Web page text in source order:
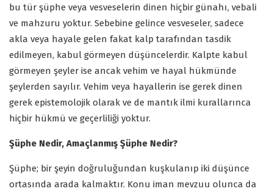
bu tür şüphe veya vesveselerin dinen hiçbir günahı, vebali
ve mahzuru yoktur. Sebebine gelince vesveseler, sadece
akla veya hayale gelen fakat kalp tarafından tasdik
edilmeyen, kabul görmeyen düşüncelerdir. Kalpte kabul
görmeyen şeyler ise ancak vehim ve hayal hükmünde
şeylerden sayılır. Vehim veya hayallerin ise gerek dinen
gerek epistemolojik olarak ve de mantık ilmi kurallarınca
hiçbir hükmü ve geçerliliği yoktur.
Şüphe Nedir, Amaçlanmış Şüphe Nedir?
Şüphe; bir şeyin doğruluğundan kuşkulanıp iki düşünce
ortasında arada kalmaktır. Konu iman mevzuu olunca da